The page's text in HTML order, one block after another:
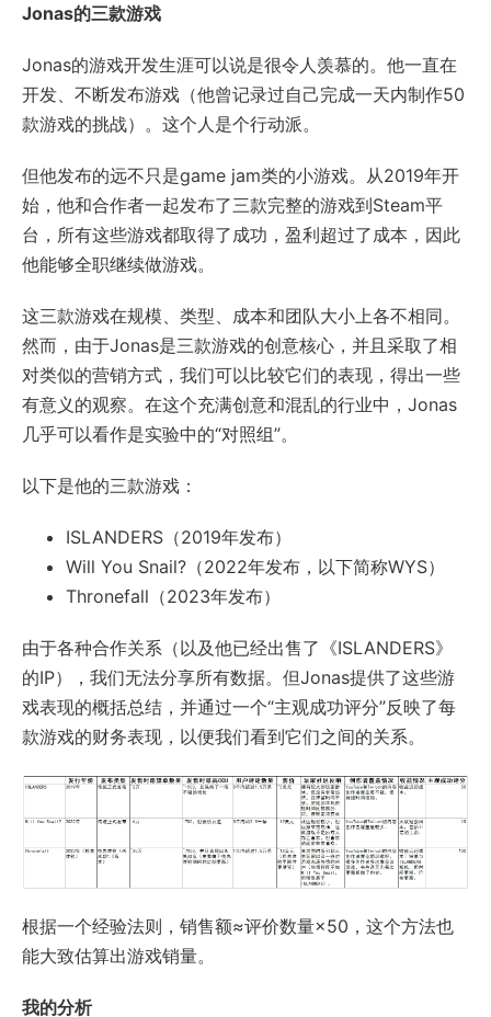
Jonas的三款游戏
Jonas的游戏开发生涯可以说是很令人羡慕的。他一直在
开发、不断发布游戏（他曾记录过自己完成一天内制作50
款游戏的挑战）。这个人是个行动派。
但他发布的远不只是game jam类的小游戏。从2019年开
始，他和合作者一起发布了三款完整的游戏到Steam平
台，所有这些游戏都取得了成功，盈利超过了成本，因此
他能够全职继续做游戏。
这三款游戏在规模、类型、成本和团队大小上各不相同。
然而，由于Jonas是三款游戏的创意核心，并且采取了相
对类似的营销方式，我们可以比较它们的表现，得出一些
有意义的观察。在这个充满创意和混乱的行业中，Jonas
几乎可以看作是实验中的“对照组”。
以下是他的三款游戏：
ISLANDERS（2019年发布）
Will You Snail?（2022年发布，以下简称WYS）
Thronefall（2023年发布）
由于各种合作关系（以及他已经出售了《ISLANDERS》
的IP），我们无法分享所有数据。但Jonas提供了这些游
戏表现的概括总结，并通过一个“主观成功评分”反映了每
款游戏的财务表现，以便我们看到它们之间的关系。
根据一个经验法则，销售额≈评价数量×50，这个方法也
能大致估算出游戏销量。
我的分析